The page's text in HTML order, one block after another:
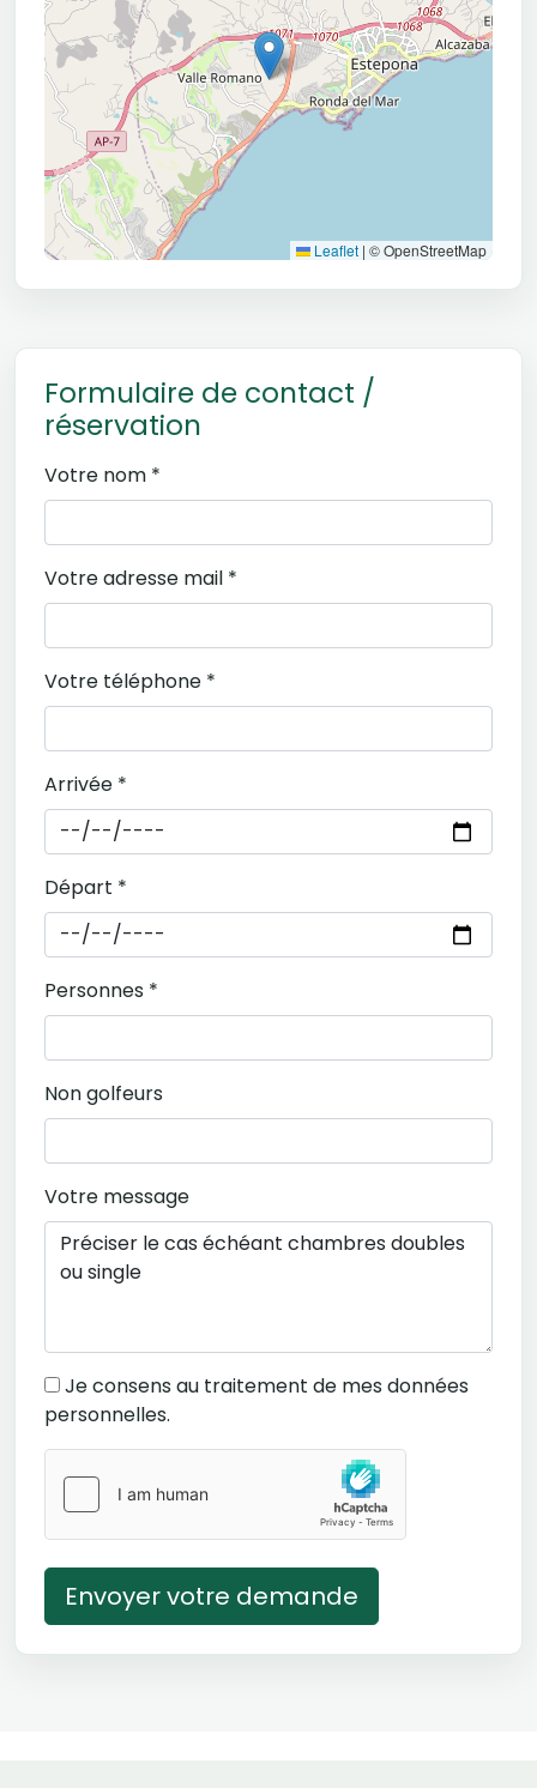
Leaflet | © OpenStreetMap
Formulaire de contact /
réservation
Votre nom *
Votre adresse mail *
Votre téléphone *
Arrivée *
Départ *
Personnes *
Non golfeurs
Votre message
Je consens au traitement de mes données
personnelles.
Envoyer votre demande